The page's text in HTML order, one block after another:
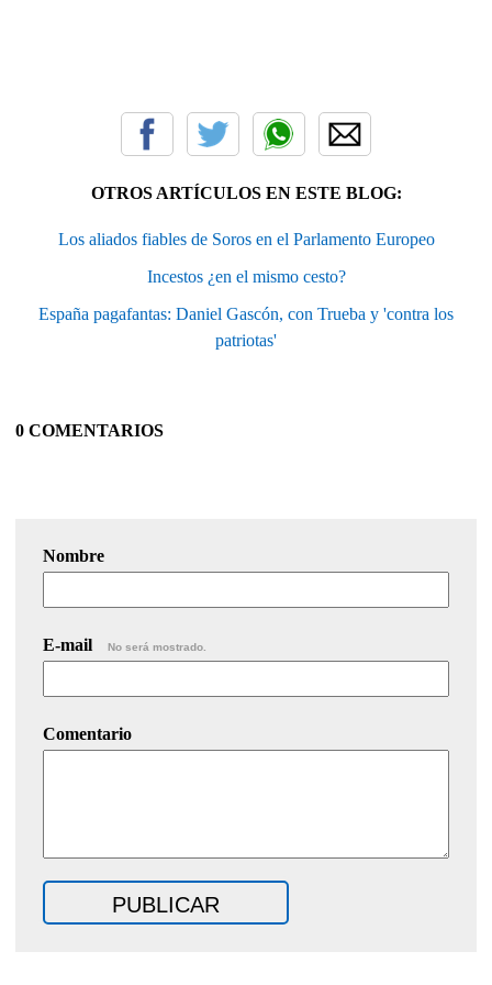
OTROS ARTÍCULOS EN ESTE BLOG:
Los aliados fiables de Soros en el Parlamento Europeo
Incestos ¿en el mismo cesto?
España pagafantas: Daniel Gascón, con Trueba y 'contra los
patriotas'
0 COMENTARIOS
Nombre
E-mail No será mostrado.
Comentario